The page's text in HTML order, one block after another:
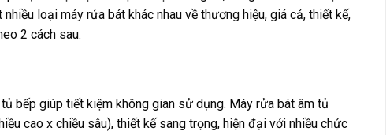
loại máy rửa bát khác nhau về thương hiệu, giá cả, thiết kế,
2 cách sau:
bếp giúp tiết kiệm không gian sử dụng. Máy rửa bát âm tủ
cao x chiều sâu), thiết kế sang trọng, hiện đại với nhiều chức